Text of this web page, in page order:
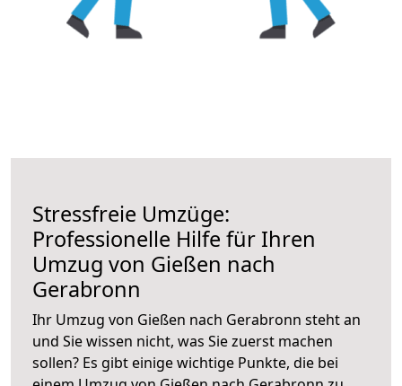
Stressfreie Umzüge:
Professionelle Hilfe für Ihren
Umzug von Gießen nach
Gerabronn
Ihr Umzug von Gießen nach Gerabronn steht an
und Sie wissen nicht, was Sie zuerst machen
sollen? Es gibt einige wichtige Punkte, die bei